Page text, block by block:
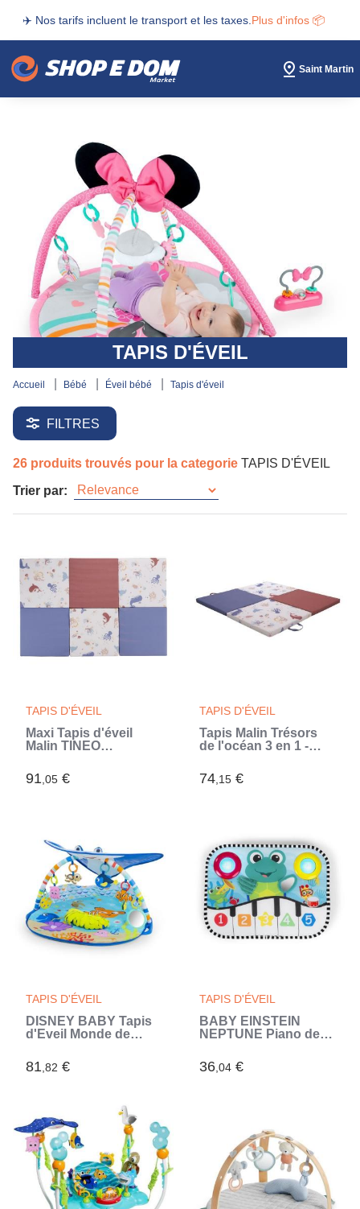
✈️ Nos tarifs incluent le transport et les taxes. Plus d'infos 📦
Saint Martin
TAPIS D'ÉVEIL
accueil bébé éveil bébé tapis d'éveil
FILTRES
26 produits trouvés pour la categorie TAPIS D'ÉVEIL
Trier par:
TAPIS D'ÉVEIL
Maxi Tapis d'éveil
Malin TINEO
L'OCEAN 5en1 - Tapis
évolutif multifonction
91,05 €
TAPIS D'ÉVEIL
Tapis Malin Trésors
de l'océan 3 en 1 -
Déhoussable -
120x120x5 cm
74,15 €
TAPIS D'ÉVEIL
DISNEY BABY Tapis
d'Eveil Monde de
Lumieres, Jouets
interactifs, Coussin
81,82 €
TAPIS D'ÉVEIL
BABY EINSTEIN
NEPTUNE Piano de lit
bébé, découverte
chiffres, cadeau bébé,
36,04 €